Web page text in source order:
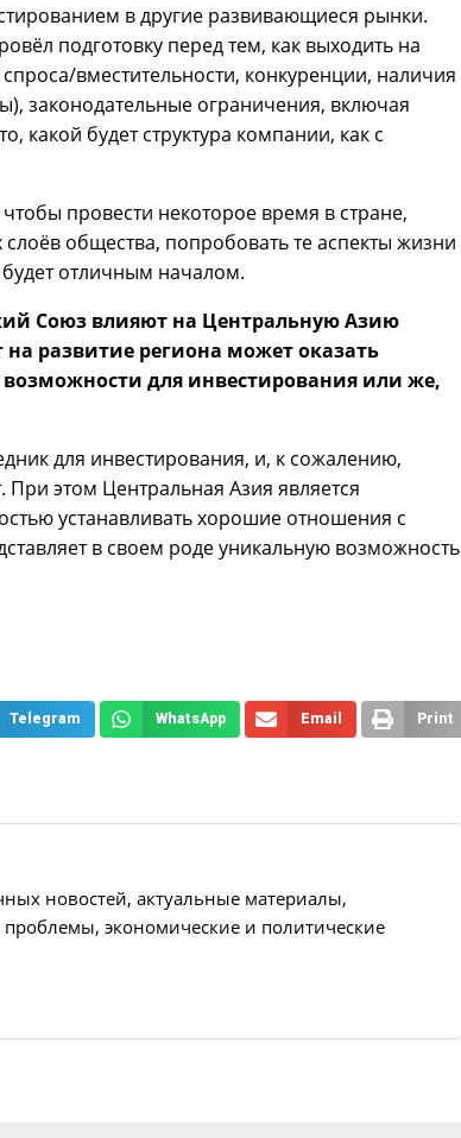
в другие развивающиеся рынки.
подготовку перед тем, как выходить на
вместительности, конкуренции, наличия
законодательные ограничения, включая
какой будет структура компании, как с
провести некоторое время в стране,
общества, попробовать те аспекты жизни
отличным началом.
Союз влияют на Центральную Азию
развитие региона может оказать
для инвестирования или же,
для инвестирования, и, к сожалению,
этом Центральная Азия является
устанавливать хорошие отношения с
в своем роде уникальную возможность
Telegram WhatsApp Email Print
новостей, актуальные материалы,
экономические и политические